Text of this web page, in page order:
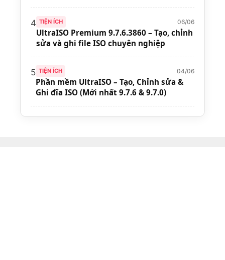
4 TIỆN ÍCH 06/06
UltraISO Premium 9.7.6.3860 – Tạo, chỉnh
sửa và ghi file ISO chuyên nghiệp
5 TIỆN ÍCH 04/06
Phần mềm UltraISO – Tạo, Chỉnh sửa &
Ghi đĩa ISO (Mới nhất 9.7.6 & 9.7.0)